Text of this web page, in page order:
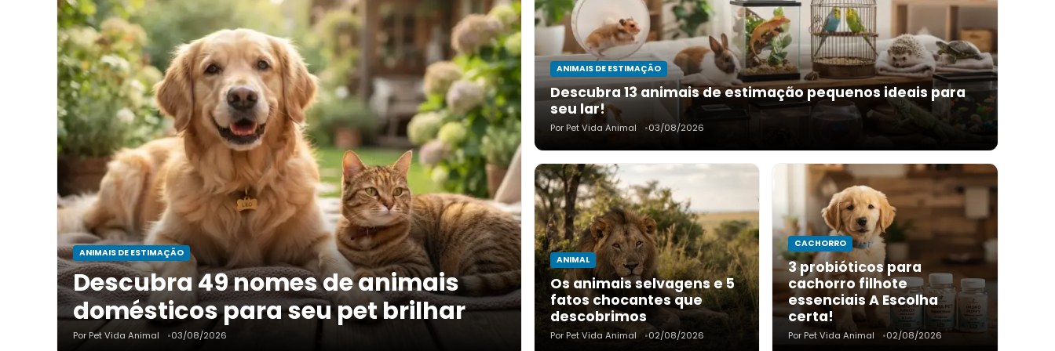
ANIMAIS DE ESTIMAÇÃO
Descubra 49 nomes de animais
domésticos para seu pet brilhar
Por Pet Vida Animal 03/08/2026
ANIMAIS DE ESTIMAÇÃO
Descubra 13 animais de estimação pequenos ideais para
seu lar!
Por Pet Vida Animal 03/08/2026
ANIMAL
Os animais selvagens e 5
fatos chocantes que
descobrimos
Por Pet Vida Animal 02/08/2026
CACHORRO
3 probióticos para
cachorro filhote
essenciais A Escolha
certa!
Por Pet Vida Animal 02/08/2026